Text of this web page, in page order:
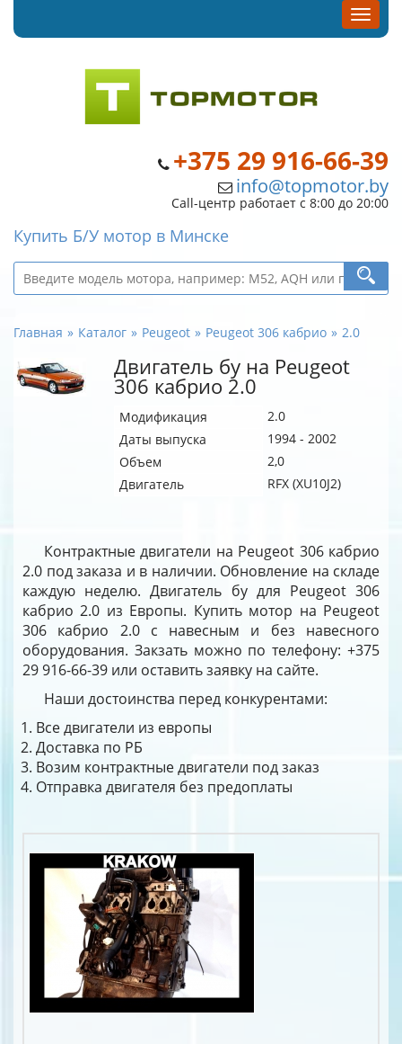
+375 29 916-66-39
info@topmotor.by
Call-центр работает с 8:00 до 20:00
Купить Б/У мотор в Минске
Главная Каталог Peugeot Peugeot 306 кабрио 2.0
Двигатель бу на Peugeot
306 кабрио 2.0
Модификация
2.0
Даты выпуска
1994 - 2002
Объем
2,0
Двигатель
RFX (XU10J2)
Контрактные двигатели на Peugeot 306 кабрио
2.0 под заказа и в наличии. Обновление на складе
каждую неделю. Двигатель бу для Peugeot 306
кабрио 2.0 из Европы. Купить мотор на Peugeot
306 кабрио 2.0 с навесным и без навесного
оборудования. Закзать можно по телефону: +375
29 916-66-39 или оставить заявку на сайте.
Наши достоинства перед конкурентами:
Все двигатели из европы
Доставка по РБ
Возим контрактные двигатели под заказ
Отправка двигателя без предоплаты